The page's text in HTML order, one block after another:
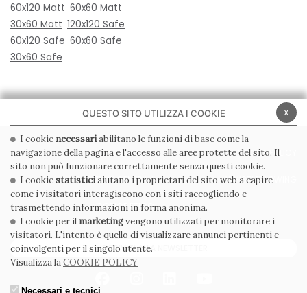
60x120 Matt 60x60 Matt
30x60 Matt 120x120 Safe
60x120 Safe 60x60 Safe
30x60 Safe
PRIVACY POLICY COOKIE POLICY
CONDIZIONI GENERALI WHISTLEBLOWING
CODICE ETICO
ISCRIVITI ALLA NEWSLETTER
x
QUESTO SITO UTILIZZA I COOKIE
I cookie necessariabilitano le funzioni di base come la
navigazione della pagina e l'accesso alle aree protette del sito. Il
sito non può funzionare correttamente senza questi cookie.
I cookiestatisticiaiutano i proprietari del sito web a capire
come i visitatori interagiscono con i siti raccogliendo e
trasmettendo informazioni in forma anonima.
I cookie per il marketingvengono utilizzati per monitorare i
visitatori. L'intento è quello di visualizzare annunci pertinenti e
coinvolgenti per il singolo utente.
Visualizza laCOOKIE POLICY
Necessari e tecnici